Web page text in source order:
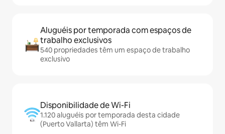
Aluguéis por temporada com espaços de
trabalho exclusivos
540 propriedades têm um espaço de trabalho
exclusivo
Disponibilidade de Wi-Fi
1.120 aluguéis por temporada desta cidade
(Puerto Vallarta) têm Wi-Fi